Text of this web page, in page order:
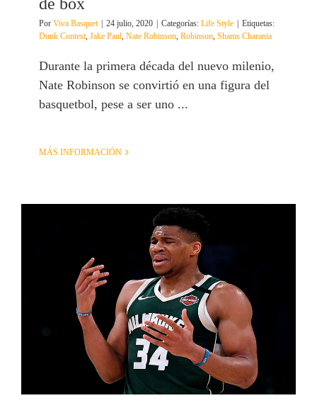
Por Viva Basquet | 24 julio, 2020 | Categorías: Life Style | Etiquetas:
Dunk Contest Jake Paul Nate Robinson Robinson Shams Charania
Durante la primera década del nuevo milenio,
Nate Robinson se convirtió en una figura del
basquetbol, pese a ser uno ...
MÁS INFORMACIÓN